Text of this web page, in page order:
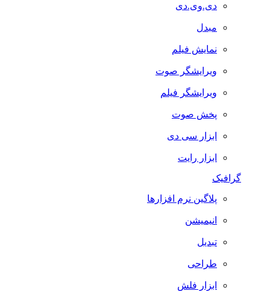
دی.وی.دی
مبدل
نمایش فیلم
ویرایشگر صوت
ویرایشگر فیلم
پخش صوت
ابزار سی دی
ابزار رایت
گرافیک
پلاگین نرم افزارها
انیمیشن
تبدیل
طراحی
ابزار فلش